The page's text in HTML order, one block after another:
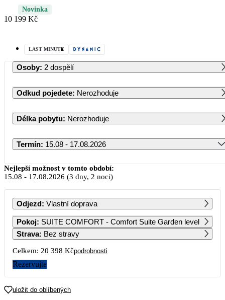
Novinka
10 199 Kč
LAST MINUTE
Osoby: 2 dospělí
Odkud pojedete: Nerozhoduje
Délka pobytu: Nerozhoduje
Termín: 15.08 - 17.08.2026
Srpen 2026
PO ÚT ST ČT PÁ SO NE
1 2
3 4 5 6 7 8 9
10 199
17
Nejlepší možnost v tomto období:
15.08 - 17.08.2026 (3 dny, 2 noci)
Odjezd: Vlastní doprava
Pokoj: SUITE COMFORT - Comfort Suite Garden level
Strava: Bez stravy
Celkem: 20 398 Kčpodrobnosti
Rezervujte
uložit do oblíbených